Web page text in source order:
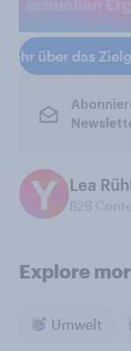
über das
Lea
B2B
Explore
Umwelt